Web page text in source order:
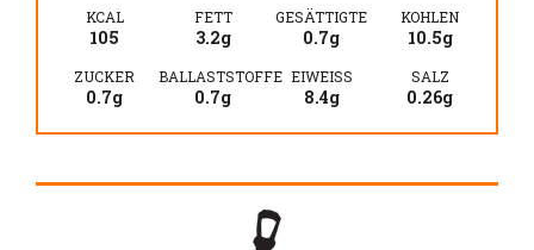
KCAL
105
FETT
3.2g
GESÄTTIGTE
0.7g
KOHLEN
10.5g
ZUCKER
0.7g
BALLASTSTOFFE
0.7g
EIWEISS
8.4g
SALZ
0.26g